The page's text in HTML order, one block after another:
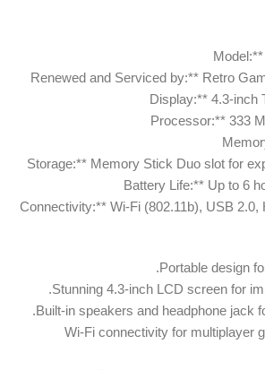
– Wi-Fi connectivity for multiplayer